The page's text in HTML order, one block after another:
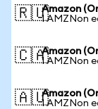
🇷🇺Amazon
1 AMZNon
🇨🇦Amazon
1 AMZNon
🇦🇺Amazon
1 AMZNon